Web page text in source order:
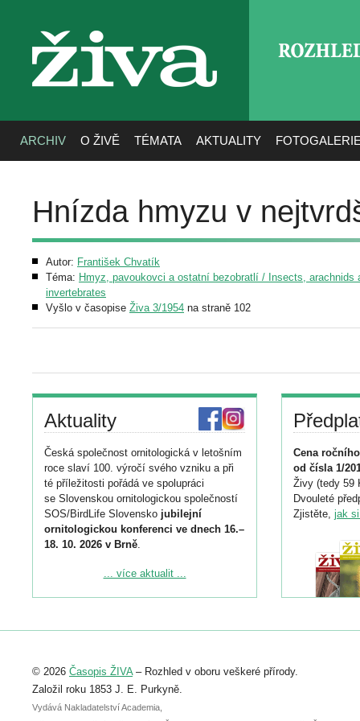
živa
ARCHIV O ŽIVĚ TÉMATA AKTUALITY
Hnízda hmyzu v
Autor: František Chvatík
Téma: Hmyz, pavoukovci a ostatní bezobratlí / Insects, arachnids
invertebrates
Vyšlo v časopise Živa 3/1954 na straně 102
Aktuality
Česká společnost ornitologická v letošním
roce slaví 100. výročí svého vzniku a při
té příležitosti pořádá ve spolupráci
se Slovenskou ornitologickou společností
SOS/BirdLife Slovensko jubilejní
ornitologickou konferenci ve dnech 16.–
18. 10. 2026 v Brně.
Podrobnější informace ke konferenci
Registrovat se můžete do 6. září.
abstraktu přihlášené přednášky nebo
posteru je už 30. června.
... více aktualit ...
Cena
od čísla 1/
Živy (tedy 59
Dvouleté
Zjistěte, jak
© 2026 Časopis ŽIVA– Rozhled v oboru veškeré přírody.
Založil roku 1853 J. E. Purkyně.
Vydává Nakladatelství Academia,